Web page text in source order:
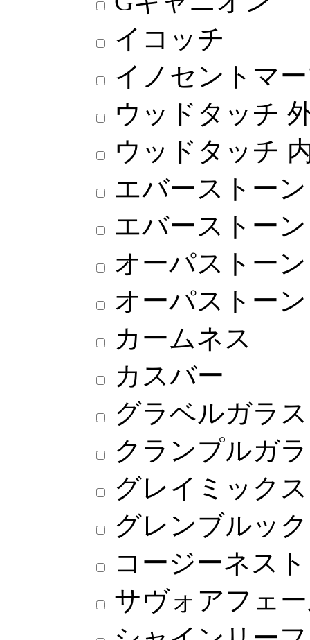
イコッチ
イノセントマ
ウッドタッチ
ウッドタッチ
エバーストー
エバーストー
オーパストー
オーパストー
カームネス
カスバー
グラベルガラス
クランプルガ
グレイミックス
グレンブルック
コージーネスト
サヴォアフェ